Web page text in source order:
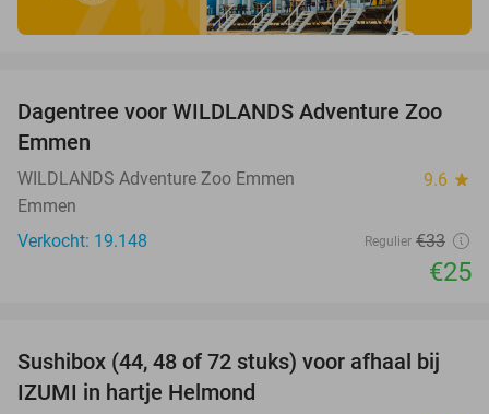
24%
Dagentree voor WILDLANDS Adventure Zoo
Emmen
WILDLANDS Adventure Zoo Emmen 9.6 star
Emmen
Verkocht: 19.148
Regulier €33
€25
45%
Sushibox (44, 48 of 72 stuks) voor afhaal bij
IZUMI in hartje Helmond